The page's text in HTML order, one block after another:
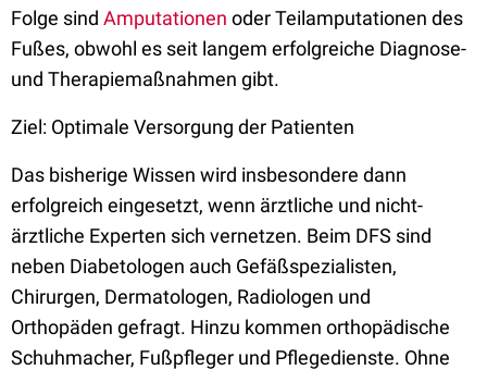
Folge sind Amputationen oder Teilamputationen des
Fußes, obwohl es seit langem erfolgreiche Diagnose-
und Therapiemaßnahmen gibt.
Ziel: Optimale Versorgung der Patienten
Das bisherige Wissen wird insbesondere dann
erfolgreich eingesetzt, wenn ärztliche und nicht-
ärztliche Experten sich vernetzen. Beim DFS sind
neben Diabetologen auch Gefäßspezialisten,
Chirurgen, Dermatologen, Radiologen und
Orthopäden gefragt. Hinzu kommen orthopädische
Schuhmacher, Fußpfleger und Pflegedienste. Ohne